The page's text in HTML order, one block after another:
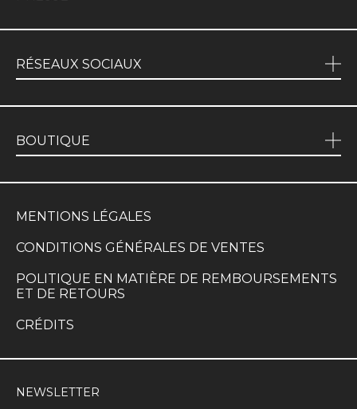
RÉSEAUX SOCIAUX
BOUTIQUE
MENTIONS LÉGALES
CONDITIONS GÉNÉRALES DE VENTES
POLITIQUE EN MATIÈRE DE REMBOURSEMENTS
ET DE RETOURS
CRÉDITS
NEWSLETTER